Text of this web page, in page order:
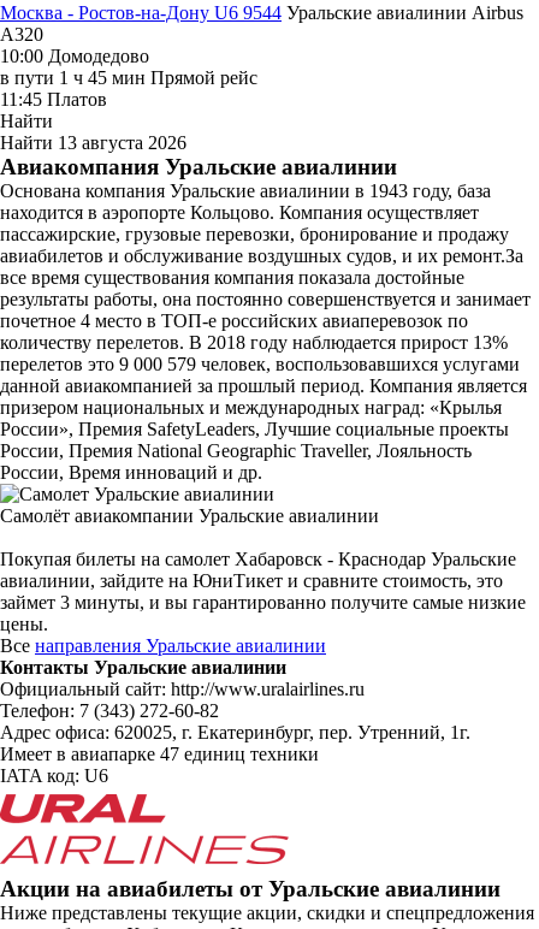
Москва - Ростов-на-Дону U6 9544 Уральские авиалинии Airbus
A320
10:00 Домодедово
в пути 1 ч 45 мин Прямой рейс
11:45 Платов
Найти
Найти 13 августа 2026
Авиакомпания Уральские авиалинии
Основана компания Уральские авиалинии в 1943 году, база
находится в аэропорте Кольцово. Компания осуществляет
пассажирские, грузовые перевозки, бронирование и продажу
авиабилетов и обслуживание воздушных судов, и их ремонт.За
все время существования компания показала достойные
результаты работы, она постоянно совершенствуется и занимает
почетное 4 место в ТОП-е российских авиаперевозок по
количеству перелетов. В 2018 году наблюдается прирост 13%
перелетов это 9 000 579 человек, воспользовавшихся услугами
данной авиакомпанией за прошлый период. Компания является
призером национальных и международных наград: «Крылья
России», Премия SafetyLeaders, Лучшие социальные проекты
России, Премия National Geographic Traveller, Лояльность
России, Время инноваций и др.
Самолёт авиакомпании Уральские авиалинии
Покупая билеты на самолет Хабаровск - Краснодар Уральские
авиалинии, зайдите на ЮниТикет и сравните стоимость, это
займет 3 минуты, и вы гарантированно получите самые низкие
цены.
Все направления Уральские авиалинии
Контакты Уральские авиалинии
Официальный сайт: http://www.uralairlines.ru
Телефон: 7 (343) 272-60-82
Адрес офиса: 620025, г. Екатеринбург, пер. Утренний, 1г.
Имеет в авиапарке 47 единиц техники
IATA код: U6
Акции на авиабилеты от Уральские авиалинии
Ниже представлены текущие акции, скидки и спецпредложения